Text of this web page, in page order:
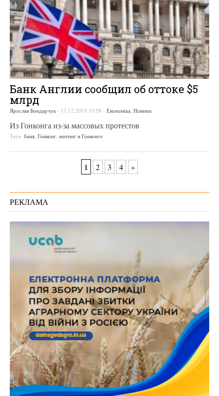
Банк Англии сообщил об оттоке $5
млрд
Ярослав Бондарчук - 17.12.2019 10:58 - Економіка Новини
Из Гонконга из-за массовых протестов
Теги: банк Гонконг митинг в Гонконге
1 2 3 4 »
РЕКЛАМА